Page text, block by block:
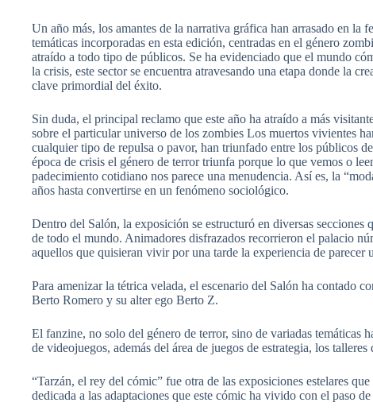
Un año más, los amantes de la narrativa gráfica han arrasado en
temáticas incorporadas en esta edición, centradas en el género
atraído a todo tipo de públicos. Se ha evidenciado que el mundo
la crisis, este sector se encuentra atravesando una etapa donde la
clave primordial del éxito.
Sin duda, el principal reclamo que este año ha atraído a más
sobre el particular universo de los zombies Los muertos vivientes
cualquier tipo de repulsa o pavor, han triunfado entre los públicos
época de crisis el género de terror triunfa porque lo que vemos o
padecimiento cotidiano nos parece una menudencia. Así es, la
años hasta convertirse en un fenómeno sociológico.
Dentro del Salón, la exposición se estructuró en diversas
de todo el mundo. Animadores disfrazados recorrieron el palacio
aquellos que quisieran vivir por una tarde la experiencia de parecer
Para amenizar la tétrica velada, el escenario del Salón ha contado
Berto Romero y su alter ego Berto Z.
El fanzine, no solo del género de terror, sino de variadas temáticas
de videojuegos, además del área de juegos de estrategia, los
“Tarzán, el rey del cómic” fue otra de las exposiciones estelares
dedicada a las adaptaciones que este cómic ha vivido con el paso de